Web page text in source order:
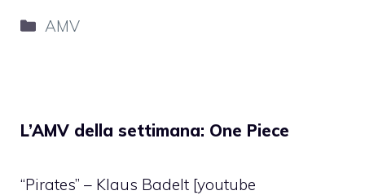
Categorie
AMV
L’AMV della settimana: One Piece
“Pirates” – Klaus Badelt [youtube